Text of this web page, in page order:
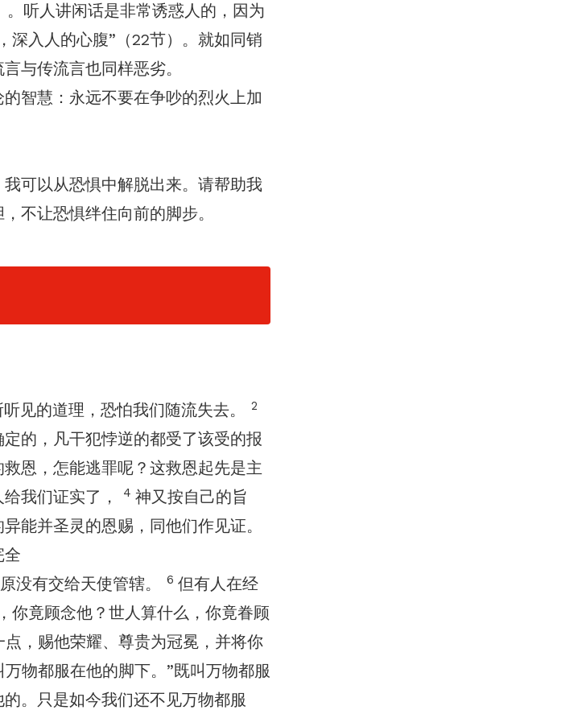
听人讲闲话是非常诱惑人的，因为
深入人的心腹”（22节）。就如同销
与传流言也同样恶劣。
的智慧：永远不要在争吵的烈火上加
可以从恐惧中解脱出来。请帮助我
不让恐惧绊住向前的脚步。
见的道理，恐怕我们随流失去。 2
的，凡干犯悖逆的都受了该受的报
恩，怎能逃罪呢？这救恩起先是主
我们证实了，
4 神又按自己的旨
能并圣灵的恩赐，同他们作见证。
全
没有交给天使管辖。 6 但有人在经
你竟顾念他？世人算什么，你竟眷顾
，赐他荣耀、尊贵为冠冕，并将你
万物都服在他的脚下。”既叫万物都服
。只是如今我们还不见万物都服